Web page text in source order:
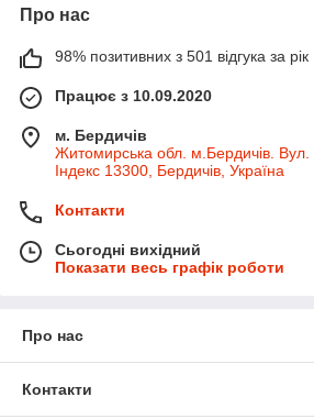
Про нас
98% позитивних з 501 відгука за рік
Працює з 10.09.2020
м. Бердичів
Житомирська обл. м.Бердичів.
Індекс 13300, Бердичів, Україна
Контакти
Сьогодні вихідний
Показати весь графік роботи
Про нас
Контакти